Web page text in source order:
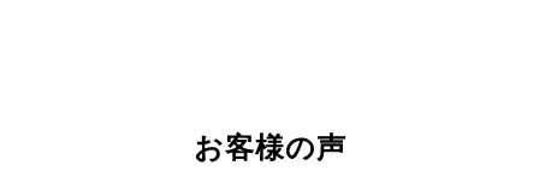
お客様の声